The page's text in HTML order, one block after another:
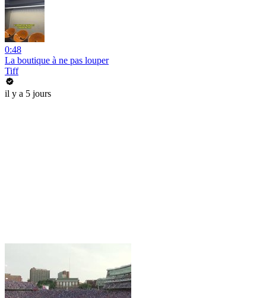
0:48
La boutique à ne pas louper
Tiff
il y a 5 jours